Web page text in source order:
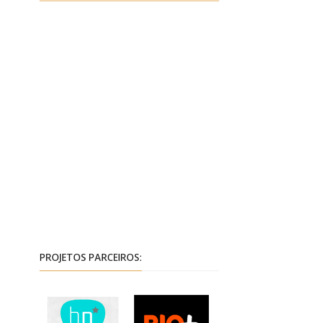
PROJETOS PARCEIROS: